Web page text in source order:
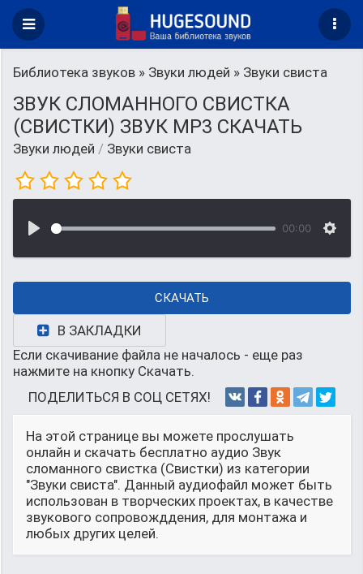
Библиотека звуков » Звуки людей » Звуки свиста
ЗВУК СЛОМАННОГО СВИСТКА
(СВИСТКИ) ЗВУК MP3 СКАЧАТЬ
Звуки людей / Звуки свиста
00:00
СКАЧАТЬ
В ЗАКЛАДКИ
Если скачивание файла не началось - еще раз
нажмите на кнопку Скачать.
ПОДЕЛИТЬСЯ В СОЦ СЕТЯХ!
На этой странице вы можете прослушать
онлайн и скачать бесплатно аудио Звук
сломанного свистка (Свистки) из категории
"Звуки свиста". Данный аудиофайл может быть
использован в творческих проектах, в качестве
звукового сопровожддения, для монтажа и
любых других целей.